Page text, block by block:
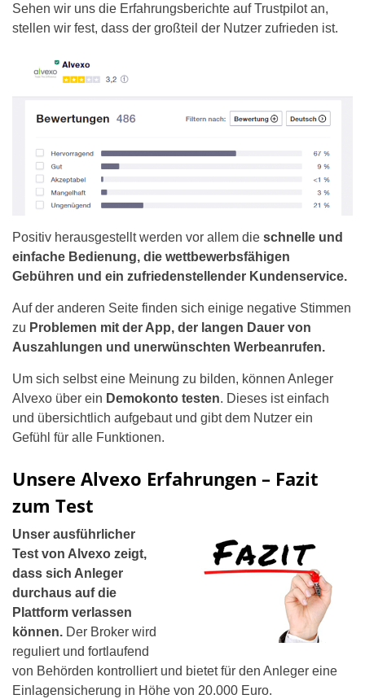
Sehen wir uns die Erfahrungsberichte auf Trustpilot an,
stellen wir fest, dass der großteil der Nutzer zufrieden ist.
Positiv herausgestellt werden vor allem die schnelle und
einfache Bedienung, die wettbewerbsfähigen
Gebühren und ein zufriedenstellender Kundenservice.
Auf der anderen Seite finden sich einige negative Stimmen
zu Problemen mit der App, der langen Dauer von
Auszahlungen und unerwünschten Werbeanrufen.
Um sich selbst eine Meinung zu bilden, können Anleger
Alvexo über ein Demokonto testen. Dieses ist einfach
und übersichtlich aufgebaut und gibt dem Nutzer ein
Gefühl für alle Funktionen.
Unsere Alvexo Erfahrungen – Fazit
zum Test
Unser ausführlicher
Test von Alvexo zeigt,
dass sich Anleger
durchaus auf die
Plattform verlassen
können. Der Broker wird
reguliert und fortlaufend
von Behörden kontrolliert und bietet für den Anleger eine
Einlagensicherung in Höhe von 20.000 Euro.